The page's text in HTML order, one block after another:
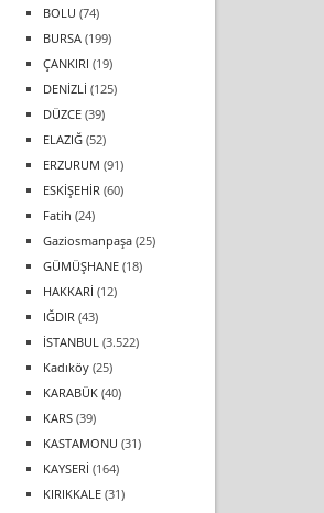
BOLU (74)
BURSA(199)
ÇANKIRI (19)
DENİZLİ (125)
DÜZCE(39)
ELAZIĞ(52)
ERZURUM (91)
ESKİŞEHİR (60)
Fatih (24)
Gaziosmanpaşa(25)
GÜMÜŞHANE(18)
HAKKARİ (12)
IĞDIR (43)
İSTANBUL (3.522)
Kadıköy(25)
KARABÜK(40)
KARS(39)
KASTAMONU (31)
KAYSERİ (164)
KIRIKKALE(31)